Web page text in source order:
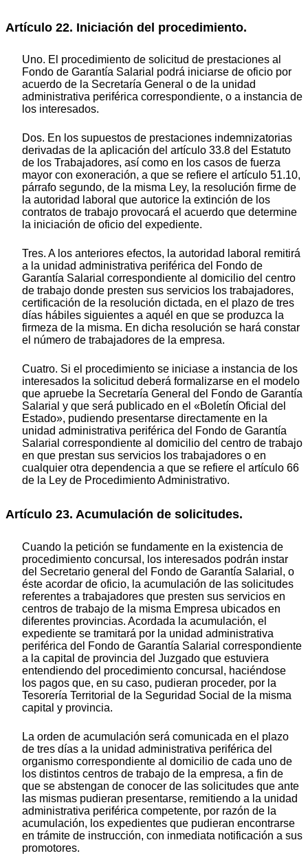
Artículo 22. Iniciación del procedimiento.
Uno. El procedimiento de solicitud de prestaciones al
Fondo de Garantía Salarial podrá iniciarse de oficio por
acuerdo de la Secretaría General o de la unidad
administrativa periférica correspondiente, o a instancia de
los interesados.
Dos. En los supuestos de prestaciones indemnizatorias
derivadas de la aplicación del artículo 33.8 del Estatuto
de los Trabajadores, así como en los casos de fuerza
mayor con exoneración, a que se refiere el artículo 51.10,
párrafo segundo, de la misma Ley, la resolución firme de
la autoridad laboral que autorice la extinción de los
contratos de trabajo provocará el acuerdo que determine
la iniciación de oficio del expediente.
Tres. A los anteriores efectos, la autoridad laboral remitirá
a la unidad administrativa periférica del Fondo de
Garantía Salarial correspondiente al domicilio del centro
de trabajo donde presten sus servicios los trabajadores,
certificación de la resolución dictada, en el plazo de tres
días hábiles siguientes a aquél en que se produzca la
firmeza de la misma. En dicha resolución se hará constar
el número de trabajadores de la empresa.
Cuatro. Si el procedimiento se iniciase a instancia de los
interesados la solicitud deberá formalizarse en el modelo
que apruebe la Secretaría General del Fondo de Garantía
Salarial y que será publicado en el «Boletín Oficial del
Estado», pudiendo presentarse directamente en la
unidad administrativa periférica del Fondo de Garantía
Salarial correspondiente al domicilio del centro de trabajo
en que prestan sus servicios los trabajadores o en
cualquier otra dependencia a que se refiere el artículo 66
de la Ley de Procedimiento Administrativo.
Artículo 23. Acumulación de solicitudes.
Cuando la petición se fundamente en la existencia de
procedimiento concursal, los interesados podrán instar
del Secretario general del Fondo de Garantía Salarial, o
éste acordar de oficio, la acumulación de las solicitudes
referentes a trabajadores que presten sus servicios en
centros de trabajo de la misma Empresa ubicados en
diferentes provincias. Acordada la acumulación, el
expediente se tramitará por la unidad administrativa
periférica del Fondo de Garantía Salarial correspondiente
a la capital de provincia del Juzgado que estuviera
entendiendo del procedimiento concursal, haciéndose
los pagos que, en su caso, pudieran proceder, por la
Tesorería Territorial de la Seguridad Social de la misma
capital y provincia.
La orden de acumulación será comunicada en el plazo
de tres días a la unidad administrativa periférica del
organismo correspondiente al domicilio de cada uno de
los distintos centros de trabajo de la empresa, a fin de
que se abstengan de conocer de las solicitudes que ante
las mismas pudieran presentarse, remitiendo a la unidad
administrativa periférica competente, por razón de la
acumulación, los expedientes que pudieran encontrarse
en trámite de instrucción, con inmediata notificación a sus
promotores.